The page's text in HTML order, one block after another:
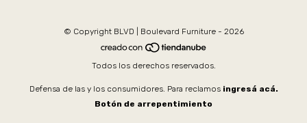
© Copyright BLVD | Boulevard Furniture - 2026
Todos los derechos reservados.
Defensa de las y los consumidores. Para reclamos ingresá acá.
Botón de arrepentimiento